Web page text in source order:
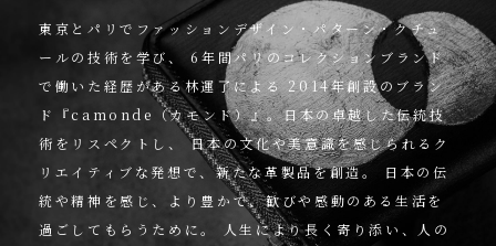
東京とパリでファッションデザイン・パターン・クチュ
ールの技術を学び、
6年間パリのコレクションブランド
で働いた経歴がある林運了による 2014年創設のブラン
ド『camonde（カモンド）』。日本の卓越した伝統技
術をリスペクトし、
日本の文化や美意識を感じられるク
リエイティブな発想で、新たな革製品を創造。
日本の伝
統や精神を感じ、より豊かで、歓びや感動のある生活を
過ごしてもらうために。
人生により長く寄り添い、人の